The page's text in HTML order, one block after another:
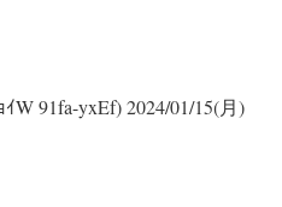
W 91fa-yxEf)2024/01/15(月)